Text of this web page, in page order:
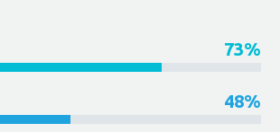
73%
48%